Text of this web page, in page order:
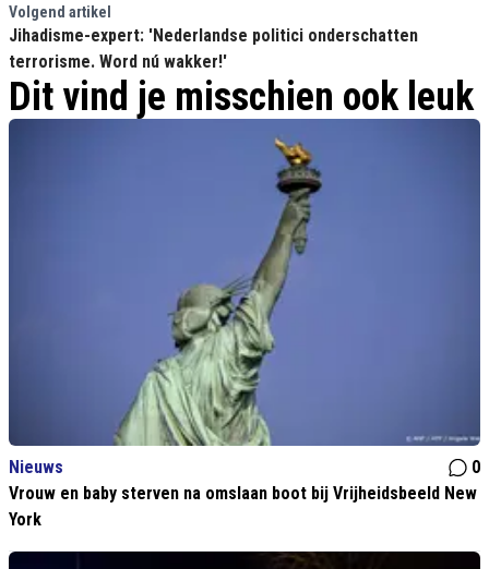
Volgend artikel
Jihadisme-expert: 'Nederlandse politici onderschatten
terrorisme. Word nú wakker!'
Dit vind je misschien ook leuk
Nieuws
0
Vrouw en baby sterven na omslaan boot bij Vrijheidsbeeld New
York